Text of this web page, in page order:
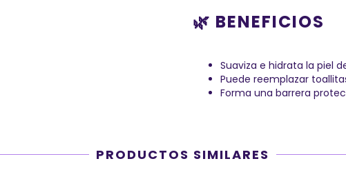
🌿 BENEFICIOS
Suaviza e hidrata la piel
Puede reemplazar
Forma una barrera
PRODUCTOS SIMILARES